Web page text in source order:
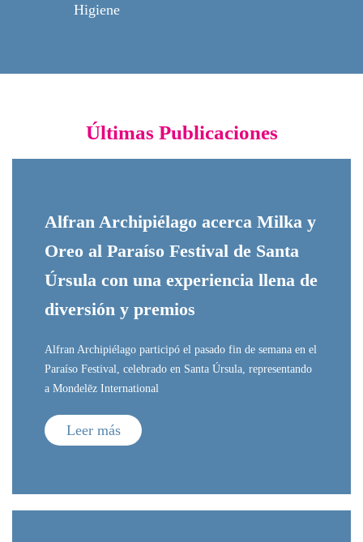
Higiene
Últimas Publicaciones
Alfran Archipiélago acerca Milka y
Oreo al Paraíso Festival de Santa
Úrsula con una experiencia llena de
diversión y premios
Alfran Archipiélago participó el pasado fin de semana en el
Paraíso Festival, celebrado en Santa Úrsula, representando
a Mondelēz International
Leer más